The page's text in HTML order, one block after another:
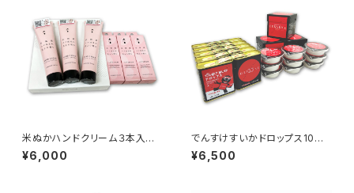
米ぬかハンドクリーム３本入れ
化粧箱 + 米ぬかリップセラム
3箱
¥6,000
でんすけすいかドロップス10
缶 + でんすけすいかピュア
ゼリー3個入×3箱
¥6,500